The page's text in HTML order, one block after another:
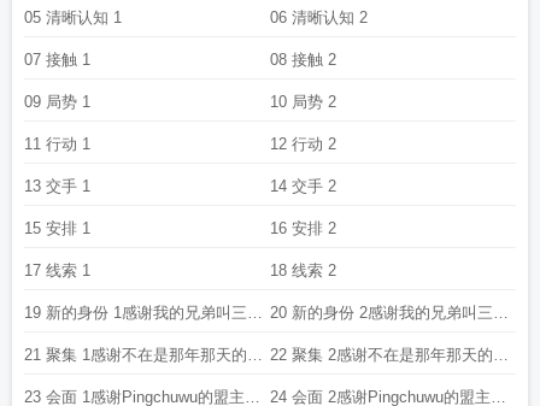
介万千之心苏小小 万千之心txt万千之心无弹窗
心起点
05 清晰认知 1 06 清晰认知 2
07 接触 1 08 接触 2
09 局势 1 10 局势 2
11 行动 1 12 行动 2
13 交手 1 14 交手 2
15 安排 1 16 安排 2
17 线索 1 18 线索 2
19 新的身份 1感谢我的兄弟叫三折
的打赏盟主
20 新的身份 2感谢我的兄弟叫三折
的打赏盟主
21 聚集 1感谢不在是那年那天的盟
主打赏
22 聚集 2感谢不在是那年那天的盟
主打赏
23 会面 1感谢Pingchuwu的盟主打 24 会面 2感谢Pingchuwu的盟主打